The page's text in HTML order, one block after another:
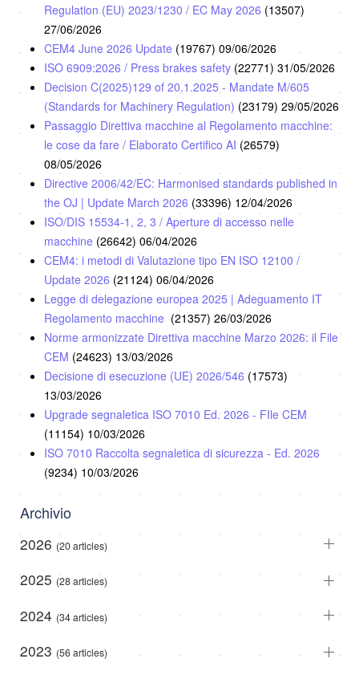
Regulation (EU) 2023/1230 / EC May 2026 (13507)
27/06/2026
CEM4 June 2026 Update (19767) 09/06/2026
ISO 6909:2026 / Press brakes safety (22771) 31/05/2026
Decision C(2025)129 of 20.1.2025 - Mandate M/605
(Standards for Machinery Regulation) (23179) 29/05/2026
Passaggio Direttiva macchine al Regolamento macchine:
le cose da fare / Elaborato Certifico AI (26579)
08/05/2026
Directive 2006/42/EC: Harmonised standards published in
the OJ | Update March 2026 (33396) 12/04/2026
ISO/DIS 15534-1, 2, 3 / Aperture di accesso nelle
macchine (26642) 06/04/2026
CEM4: i metodi di Valutazione tipo EN ISO 12100 /
Update 2026 (21124) 06/04/2026
Legge di delegazione europea 2025 | Adeguamento IT
Regolamento macchine (21357) 26/03/2026
Norme armonizzate Direttiva macchine Marzo 2026: il File
CEM (24623) 13/03/2026
Decisione di esecuzione (UE) 2026/546 (17573)
13/03/2026
Upgrade segnaletica ISO 7010 Ed. 2026 - FIle CEM
(11154) 10/03/2026
ISO 7010 Raccolta segnaletica di sicurezza - Ed. 2026
(9234) 10/03/2026
Archivio
2026 (20 articles)
2025 (28 articles)
2024 (34 articles)
2023 (56 articles)